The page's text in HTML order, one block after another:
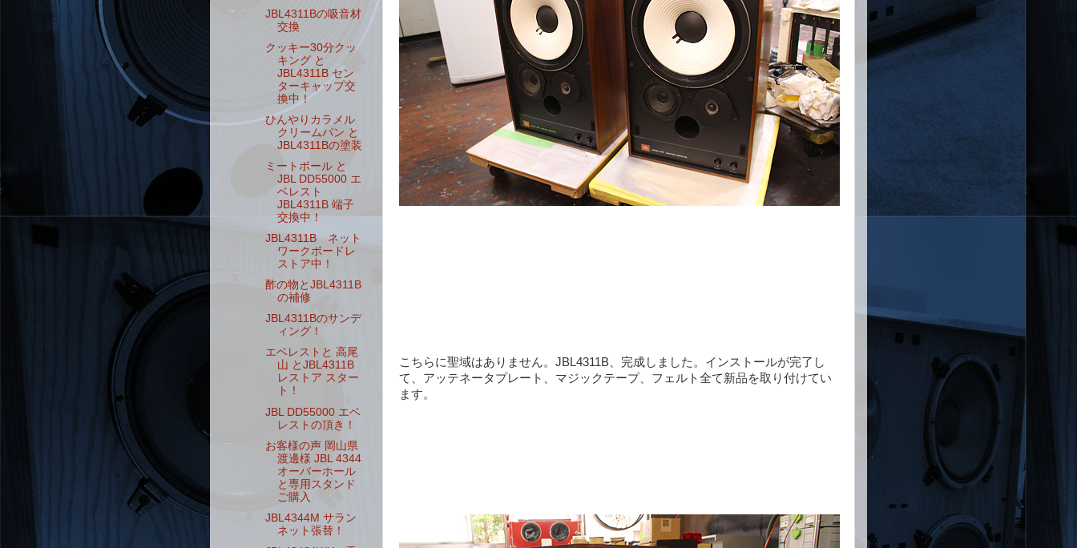
こちらに聖域はありません。JBL4311B、完成しました。インストールが完了し
て、アッテネータプレート、マジックテープ、フェルト全て新品を取り付けてい
ます。
JBL4311Bの吸音材
交換
クッキー30分クッ
キング と
JBL4311B セン
ターキャップ交
換中！
ひんやりカラメル
クリームパン と
JBL4311Bの塗装
ミートボール と
JBL DD55000 エ
ベレスト
JBL4311B 端子
交換中！
JBL4311B ネット
ワークボードレ
ストア中！
酢の物とJBL4311B
の補修
JBL4311Bのサンデ
ィング！
エベレストと 高尾
山 とJBL4311B
レストア スター
ト！
JBL DD55000 エベ
レストの頂き！
お客様の声 岡山県
渡邊様 JBL 4344
オーバーホール
と専用スタンド
ご購入
JBL4344M サラン
ネット張替！